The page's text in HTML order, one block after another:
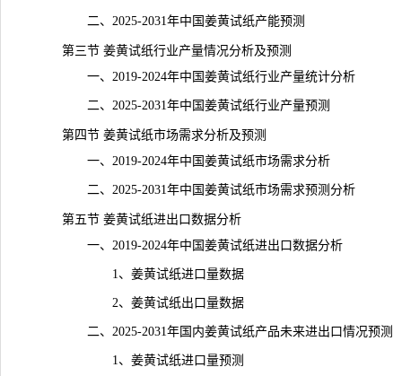
二、2025-2031年中国姜黄试纸产能预测
第三节 姜黄试纸行业产量情况分析及预测
一、2019-2024年中国姜黄试纸行业产量统计分析
二、2025-2031年中国姜黄试纸行业产量预测
第四节 姜黄试纸市场需求分析及预测
一、2019-2024年中国姜黄试纸市场需求分析
二、2025-2031年中国姜黄试纸市场需求预测分析
第五节 姜黄试纸进出口数据分析
一、2019-2024年中国姜黄试纸进出口数据分析
1、姜黄试纸进口量数据
2、姜黄试纸出口量数据
二、2025-2031年国内姜黄试纸产品未来进出口情况预测
1、姜黄试纸进口量预测